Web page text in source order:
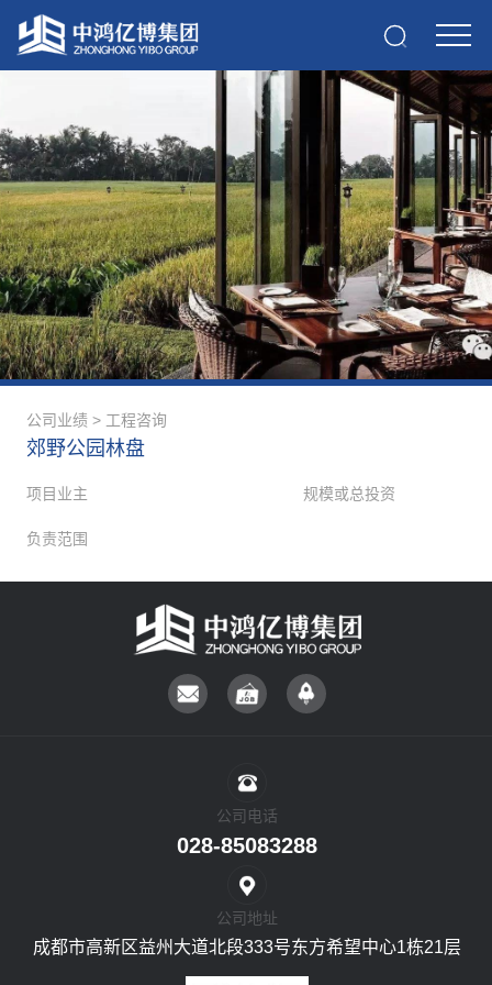
公司业绩 > 工程咨询
郊野公园林盘
项目业主 规模或总投资
负责范围
公司电话
028-85083288
公司地址
成都市高新区益州大道北段333号东方希望中心1栋21层